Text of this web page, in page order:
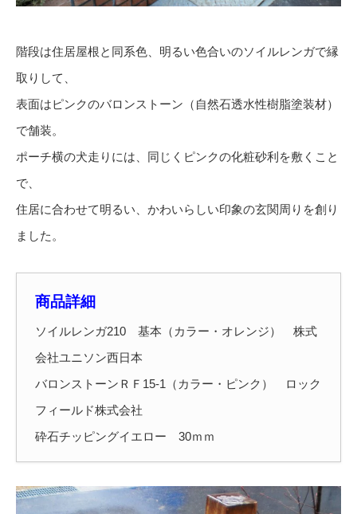
階段は住居屋根と同系色、明るい色合いのソイルレンガで縁
取りして、
表面はピンクのバロンストーン（自然石透水性樹脂塗装材）
で舗装。
ポーチ横の犬走りには、同じくピンクの化粧砂利を敷くこと
で、
住居に合わせて明るい、かわいらしい印象の玄関周りを創り
ました。
商品詳細
ソイルレンガ210 基本（カラー・オレンジ） 株式
会社ユニソン西日本
バロンストーンＲＦ15-1（カラー・ピンク） ロック
フィールド株式会社
砕石チッピングイエロー 30ｍｍ